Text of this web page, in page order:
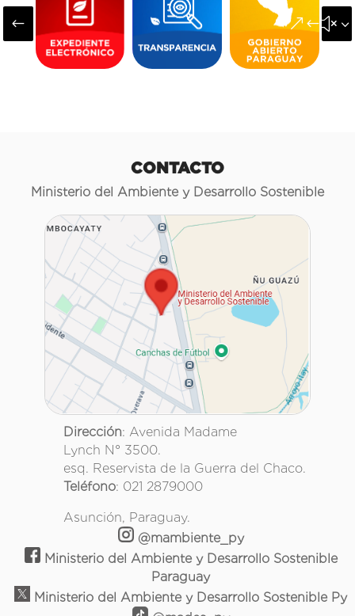
#
CONTACTO
Ministerio del Ambiente y Desarrollo Sostenible
Dirección: Avenida Madame
Lynch N° 3500.
esq. Reservista de la Guerra del Chaco.
Teléfono: 021 2879000
Asunción, Paraguay.
@mambiente_py
Ministerio del Ambiente y Desarrollo Sostenible
Paraguay
Ministerio del Ambiente y Desarrollo Sostenible Py